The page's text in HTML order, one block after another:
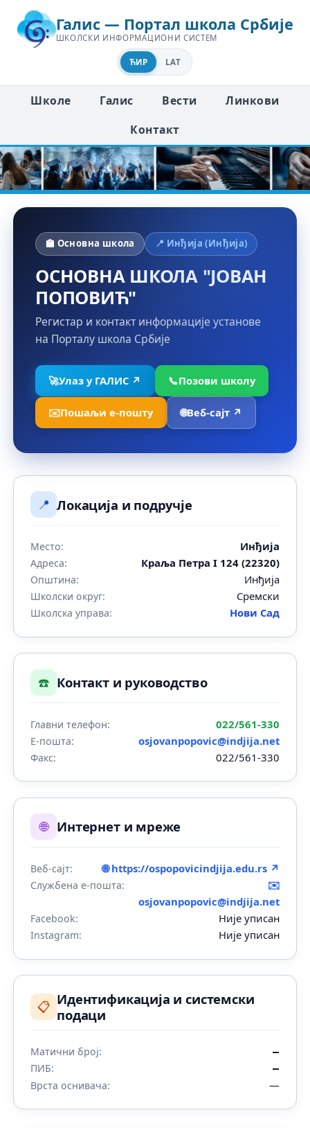
Галис — Портал школа Србије
ШКОЛСКИ ИНФОРМАЦИОНИ СИСТЕМ
ЋИР LAT
Школе Галис Вести
Линкови
Контакт
🏫 Основна школа 📍 Инђија (Инђија)
ОСНОВНА ШКОЛА "ЈОВАН
ПОПОВИЋ"
Регистар и контакт информације установе
на Порталу школа Србије
🚀Улаз у ГАЛИС ↗ 📞Позови школу
✉️Пошаљи е-пошту 🌐Веб-сајт ↗
📍 Локација и подручје
Место: Инђија
Адреса: Краља Петра I 124 (22320)
Општина: Инђија
Школски округ: Сремски
Школска управа: Нови Сад
☎️ Контакт и руководство
Главни телефон: 022/561-330
Е-пошта: osjovanpopovic@indjija.net
Факс: 022/561-330
🌐 Интернет и мреже
Веб-сајт: 🌐 https://ospopovicindjija.edu.rs ↗
Службена е-пошта:
✉️
osjovanpopovic@indjija.net
Facebook: Није уписан
Instagram: Није уписан
📋 Идентификација и системски
подаци
Матични број: —
ПИБ: —
Врста оснивача: —